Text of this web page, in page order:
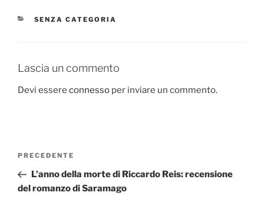
e
o
k
o
n
l
di
CATEGORIE
SENZA CATEGORIA
Lascia un commento
Devi essere connesso per inviare un commento.
Navigazione
Articolo
precedente:
PRECEDENTE
L’anno della morte di Riccardo Reis: recensione
del romanzo di Saramago